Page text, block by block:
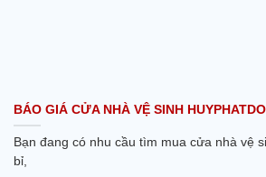
BÁO GIÁ CỬA NHÀ VỆ SINH
Bạn đang có nhu cầu tìm mua cửa nhà vệ
bỉ,